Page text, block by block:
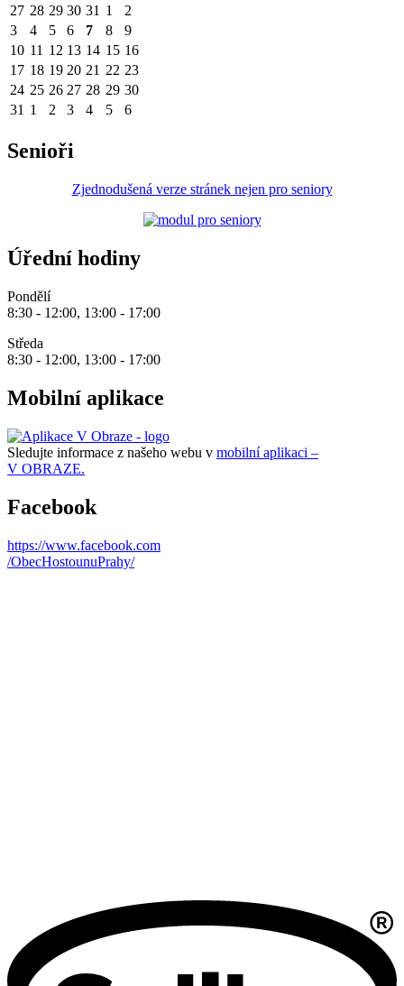
27 28 29 30 31 1
2
3
4 5 6 7 8
9
10 11 12 13 14 15 16
17 18 19 20 21 22 23
24 25 26 27 28 29 30
31 1 2 3 4 5 6
Senioři
Zjednodušená verze stránek nejen pro seniory
Úřední hodiny
Pondělí
8:30 - 12:00, 13:00 - 17:00
Středa
8:30 - 12:00, 13:00 - 17:00
Mobilní aplikace
Sledujte informace z našeho webu v mobilní aplikaci –
V OBRAZE.
Facebook
https://www.facebook.com
/ObecHostounuPrahy/